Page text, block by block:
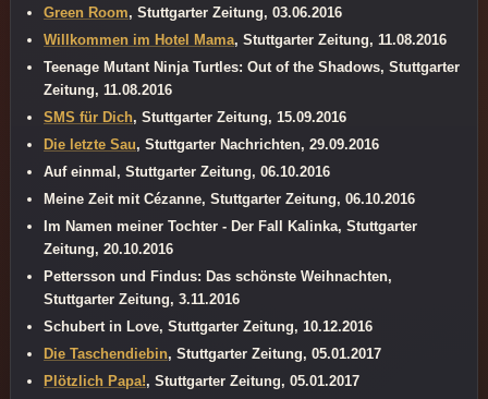
Green Room, Stuttgarter Zeitung, 03.06.2016
Willkommen im Hotel Mama, Stuttgarter Zeitung, 11.08.2016
Teenage Mutant Ninja Turtles: Out of the Shadows, Stuttgarter
Zeitung, 11.08.2016
SMS für Dich, Stuttgarter Zeitung, 15.09.2016
Die letzte Sau, Stuttgarter Nachrichten, 29.09.2016
Auf einmal, Stuttgarter Zeitung, 06.10.2016
Meine Zeit mit Cézanne, Stuttgarter Zeitung, 06.10.2016
Im Namen meiner Tochter - Der Fall Kalinka, Stuttgarter
Zeitung, 20.10.2016
Pettersson und Findus: Das schönste Weihnachten,
Stuttgarter Zeitung, 3.11.2016
Schubert in Love, Stuttgarter Zeitung, 10.12.2016
Die Taschendiebin, Stuttgarter Zeitung, 05.01.2017
Plötzlich Papa!, Stuttgarter Zeitung, 05.01.2017